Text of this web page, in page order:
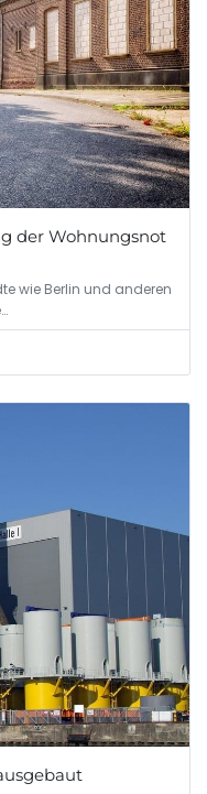
der Wohnungsnot
wie Berlin und anderen